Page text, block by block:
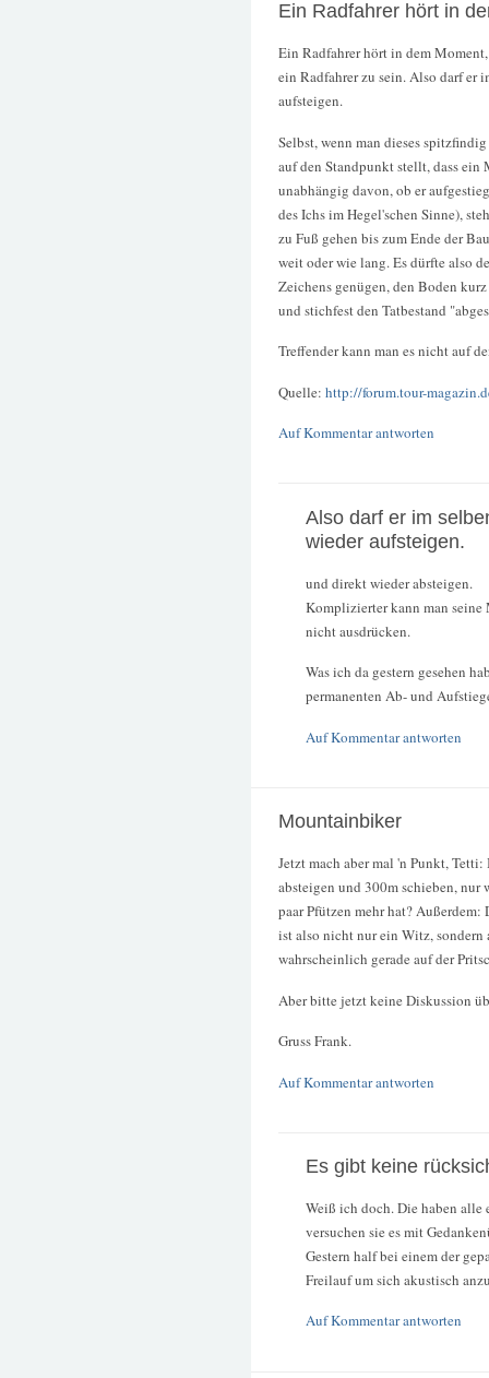
Ein Radfahrer hört in
Ein Radfahrer hört in dem
ein Radfahrer zu sein. Also darf er
aufsteigen.
Selbst, wenn man dieses
auf den Standpunkt stellt, dass ein
unabhängig davon, ob er
des Ichs im Hegel'schen Sinne),
zu Fuß gehen bis zum Ende der
weit oder wie lang. Es dürfte also
Zeichens genügen, den Boden
und stichfest den Tatbestand
Treffender kann man es nicht auf
Quelle: http://forum.tour-
Auf Kommentar antworten
Also darf er im
wieder aufsteigen.
und direkt wieder absteigen.
Komplizierter kann man
nicht ausdrücken.
Was ich da gestern gesehen
permanenten Ab- und
Auf Kommentar antworten
Mountainbiker
Jetzt mach aber mal 'n Punkt,
absteigen und 300m schieben,
paar Pfützen mehr hat?
ist also nicht nur ein Witz,
wahrscheinlich gerade auf der
Aber bitte jetzt keine Diskussion
Gruss Frank.
Auf Kommentar antworten
Es gibt keine
Weiß ich doch. Die haben
versuchen sie es mit
Gestern half bei einem der
Freilauf um sich akustisch
Auf Kommentar antworten